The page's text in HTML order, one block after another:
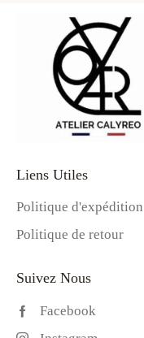
Liens Utiles
Politique d'expédition
Politique de retour
Suivez Nous
Facebook